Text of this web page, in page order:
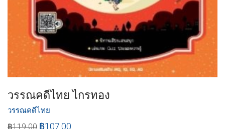
วรรณคดีไทย ไกรทอง
วรรณคดีไทย
฿119.00 ฿107.00